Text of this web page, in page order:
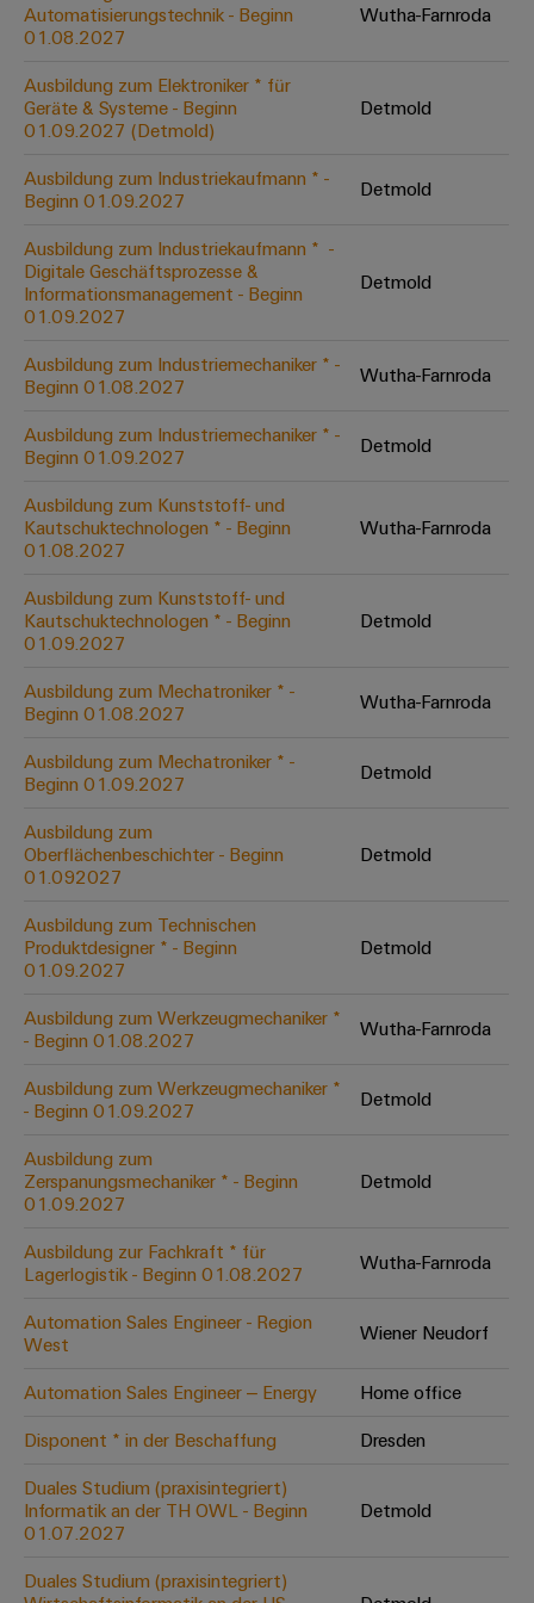
Verbindungslösungen
für
Konventionelle
Energieerzeugung
Zukunftssicherheit
für
bewährte
Maschinenbau
Lösungen
für
verschiedene
Segmente
der
und
Fabrikautomation
Öl
&
Sicherer
Betrieb
mit
Lösungen
für
Prozessindustrie
Mehr
Ressourceneffizienz
durch
Schaltschrankbau
Lösungen
die
Herausforderungen
Schaltschrankbau
Moderne
und
digitale
für
klimafreundliche
im
Schiffbau
Verbindungslösungen
die
maritime
Industrie
Wasseraufbereitung
Systeme
Lösungen
Dezentrale
Automatisierung
Lösungen
IIoT
&
Automation
Software
Industrial
Industrial
Automation
Industrial
IoT
Industrial
Security
Industrial
Service
Platform
easyConnect
Regler
Gerätehersteller
Leiterplattensteckverbinder
&
PCB
Services
Equipment
(OEM)
Elektronikgehäuse
Blitz-
und
Überspannungsschutz
PV
Feldbusverteiler
Automatisierung
&
Software
I/O-
Systeme
Industrial
Ethernet
Touch-
Panels
Engineering-
Visualisierungstools
Energiemessung
und
Smart
Metering
Weidmüller
AI
Access
&
Services
Industrial
Platform
easyConnect
Werkstatt
&
Technischer
Support
Umweltbezogene
Produktkonformität
Engineering
Daten
Technische
Produktkataloge
Reparatur
und
Ersatzteile
Trainings
Webinare
PSIRT
Digitale
Bestellmöglichkeiten
eShop
OCI-
EDI-
Schnittstelle
ALLE
SERVICES
Pressekontakt
Unsere
IIoT
and
Partner
Netzwerk
IIoT
Automation
Solution
finden
Solution
Partner
-
Systemintegratoren
Messen
&
Globale
Messen
&
Events
Offene
Ausbildungs-
und
Studienplätze
Aktuelle
Termine
Workshops
für
Schulklassen
Stellenbörse
Entwicklung
Karriere auf
neues
Distribution
Automatisierungstechnik - Beginn
01.08.2027
Wutha-Farnroda
Ausbildung zum Elektroniker * für
Geräte & Systeme - Beginn
01.09.2027 (Detmold)
Detmold
Ausbildung zum Industriekaufmann * -
Beginn 01.09.2027
Detmold
Ausbildung zum Industriekaufmann * ​ -
Digitale Geschäftsprozesse &
Informationsmanagement - Beginn
01.09.2027
Detmold
Ausbildung zum Industriemechaniker * -
Beginn 01.08.2027
Wutha-Farnroda
Ausbildung zum Industriemechaniker * -
Beginn 01.09.2027
Detmold
Ausbildung zum Kunststoff- und
Kautschuktechnologen * - Beginn
01.08.2027
Wutha-Farnroda
Ausbildung zum Kunststoff- und
Kautschuktechnologen * - Beginn
01.09.2027
Detmold
Ausbildung zum Mechatroniker * -
Beginn 01.08.2027
Wutha-Farnroda
Ausbildung zum Mechatroniker * -
Beginn 01.09.2027
Detmold
Ausbildung zum
Oberflächenbeschichter - Beginn
01.092027
Detmold
Ausbildung zum Technischen
Produktdesigner * - Beginn
01.09.2027
Detmold
Ausbildung zum Werkzeugmechaniker *
- Beginn 01.08.2027
Wutha-Farnroda
Ausbildung zum Werkzeugmechaniker *
- Beginn 01.09.2027
Detmold
Ausbildung zum
Zerspanungsmechaniker * - Beginn
01.09.2027
Detmold
Ausbildung zur Fachkraft * für
Lagerlogistik - Beginn 01.08.2027
Wutha-Farnroda
Automation Sales Engineer - Region
West
Wiener Neudorf
Automation Sales Engineer – Energy
Home office
Disponent * in der Beschaffung
Dresden
Duales Studium (praxisintegriert)
Informatik an der TH OWL - Beginn
01.07.2027
Detmold
Duales Studium (praxisintegriert)